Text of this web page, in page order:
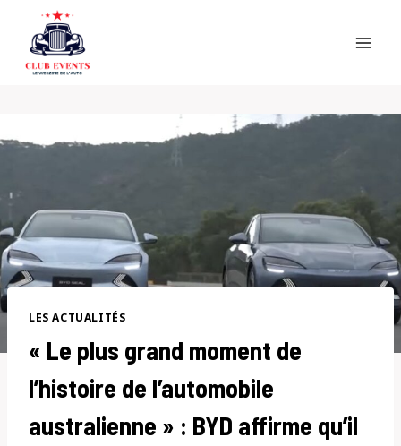
content
LES ACTUALITÉS
« Le plus grand moment de
l’histoire de l’automobile
australienne » : BYD affirme qu’il